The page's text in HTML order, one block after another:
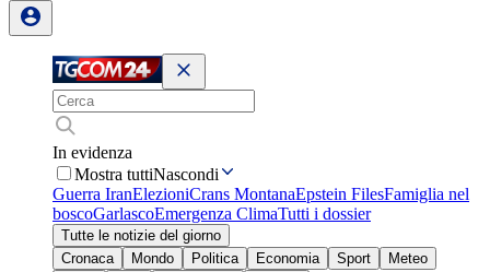
In evidenza
Mostra tuttiNascondi
Guerra IranElezioniCrans MontanaEpstein FilesFamiglia nel
boscoGarlascoEmergenza ClimaTutti i dossier
Tutte le notizie del giorno
Cronaca
Mondo Politica Economia Sport
Meteo